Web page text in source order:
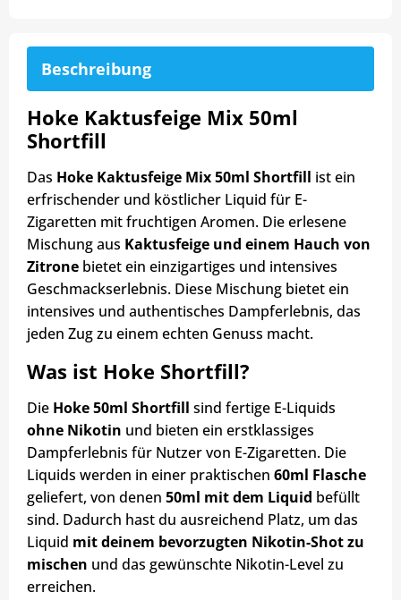
Beschreibung
Hoke Kaktusfeige Mix 50ml
Shortfill
Das Hoke Kaktusfeige Mix 50ml Shortfill ist ein
erfrischender und köstlicher Liquid für E-
Zigaretten mit fruchtigen Aromen. Die erlesene
Mischung aus Kaktusfeige und einem Hauch von
Zitrone bietet ein einzigartiges und intensives
Geschmackserlebnis. Diese Mischung bietet ein
intensives und authentisches Dampferlebnis, das
jeden Zug zu einem echten Genuss macht.
Was ist Hoke Shortfill?
Die Hoke 50ml Shortfill sind fertige E-Liquids
ohne Nikotin und bieten ein erstklassiges
Dampferlebnis für Nutzer von E-Zigaretten. Die
Liquids werden in einer praktischen 60ml Flasche
geliefert, von denen 50ml mit dem Liquid befüllt
sind. Dadurch hast du ausreichend Platz, um das
Liquid mit deinem bevorzugten Nikotin-Shot zu
mischen und das gewünschte Nikotin-Level zu
erreichen.